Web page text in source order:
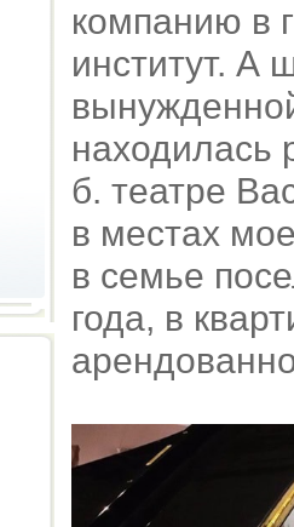
компанию в
институт. А
находилась
б. театре
в местах
в семье
года, в